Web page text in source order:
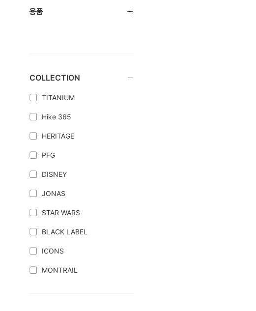
용품
COLLECTION
TITANIUM
Hike 365
HERITAGE
PFG
DISNEY
JONAS
STAR WARS
BLACK LABEL
ICONS
MONTRAIL